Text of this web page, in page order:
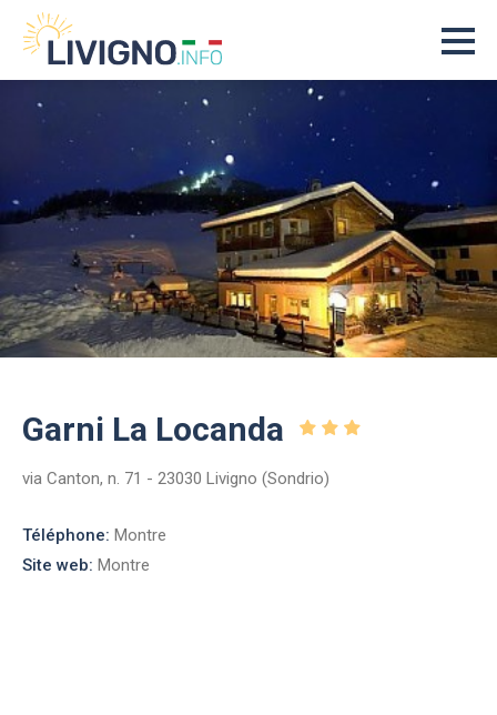
Garni La Locanda
via Canton, n. 71 - 23030 Livigno (Sondrio)
Téléphone: Montre
Site web: Montre